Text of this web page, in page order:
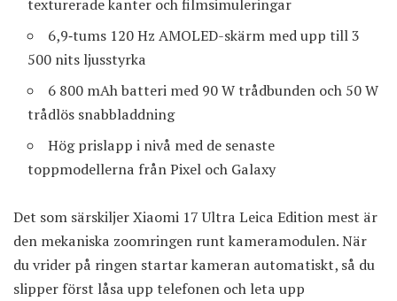
texturerade kanter och filmsimuleringar
6,9‑tums 120 Hz AMOLED-skärm med upp till 3
500 nits ljusstyrka
6 800 mAh batteri med 90 W trådbunden och 50 W
trådlös snabbladdning
Hög prislapp i nivå med de senaste
toppmodellerna från Pixel och Galaxy
Det som särskiljer Xiaomi 17 Ultra Leica Edition mest är
den mekaniska zoomringen runt kameramodulen. När
du vrider på ringen startar kameran automatiskt, så du
slipper först låsa upp telefonen och leta upp